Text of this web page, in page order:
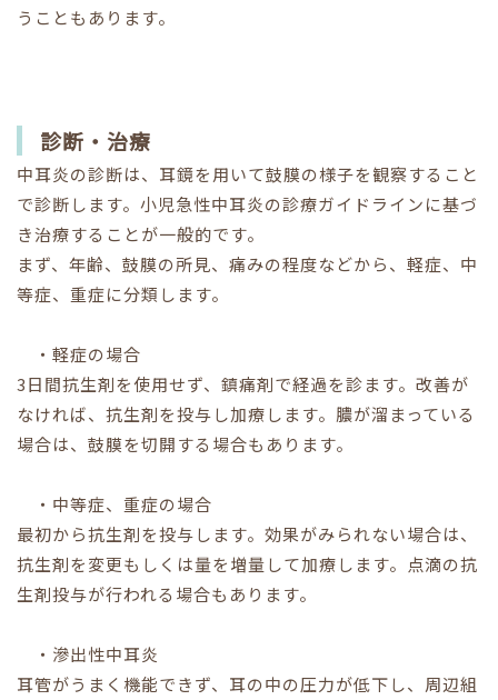
うこともあります。
診断・治療
中耳炎の診断は、耳鏡を用いて鼓膜の様子を観察すること
で診断します。小児急性中耳炎の診療ガイドラインに基づ
き治療することが一般的です。
まず、年齢、鼓膜の所見、痛みの程度などから、軽症、中
等症、重症に分類します。
・軽症の場合
3日間抗生剤を使用せず、鎮痛剤で経過を診ます。改善が
なければ、抗生剤を投与し加療します。膿が溜まっている
場合は、鼓膜を切開する場合もあります。
・中等症、重症の場合
最初から抗生剤を投与します。効果がみられない場合は、
抗生剤を変更もしくは量を増量して加療します。点滴の抗
生剤投与が行われる場合もあります。
・滲出性中耳炎
耳管がうまく機能できず、耳の中の圧力が低下し、周辺組